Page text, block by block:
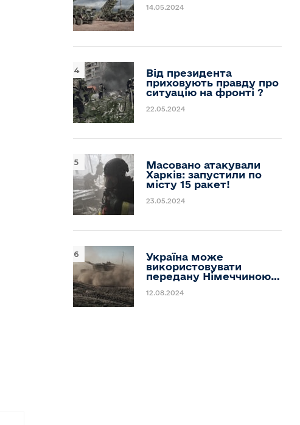
14.05.2024
Від президента
приховують правду про
ситуацію на фронті ?
22.05.2024
Масовано атакували
Харків: запустили по
місту 15 ракет!
23.05.2024
Україна може
використовувати
передану Німеччиною…
12.08.2024